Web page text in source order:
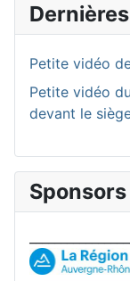
Petite vidéo
Petite vidéo
devant le
Sponsors